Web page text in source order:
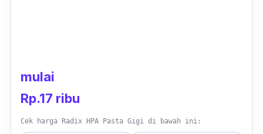
mulai
Rp.17 ribu
Cek harga Radix HPA Pasta Gigi di bawah ini: